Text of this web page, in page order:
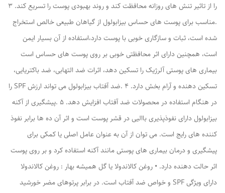
را از تاثیر تنش های روزانه محافظت کند و روند بهبودی پوست را تسریع کند. ۳
.مناسب برای پوست های حساس بیزابولول از گیاهان طبیعی خالص استخراج
شده است، ثبات و سازگاری خوبی با پوست دارد،استفاده از آن بسیار ایمن
است، همچنین دارای اثر محافظتی خوبی بر روی پوست های حساس است
بیماری های پوستی آلرژیک را تسکین دهد، اثرات ضد التهابی، ضد باکتریایی،
تسکین دهنده و آرام بخش دارد. ۴ .ضد آفتاب بیزابولول می تواند ارزش SPF را
در هنگام استفاده در محصولات ضد آفتاب افزایش دهد. ۵ .پیشگیری از آکنه
بیزابولول دارای نفوذپذیری باالیی در قشر پوست است و اثر آن ده ها برابر نفوذ
کننده های رایج است. می توان از آن به عنوان عامل اصلی یا کمکی برای
پیشگیری و درمان بیماری های پوستی مانند آکنه استفاده کرد و بر روی پوست
اثر حالت دهنده دارد. • روغن کالاندولا یا گل همیشه بهار : روغن کالاندولا
دارای ویژگی SPF و خواص ضد آفتاب است. در برابر پرتوهای مضر خورشید